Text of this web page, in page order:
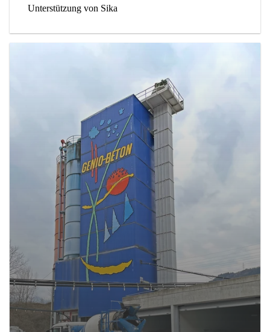
Unterstützung von Sika